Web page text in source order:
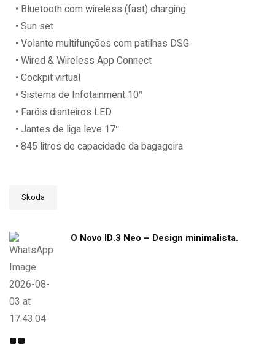
• Bluetooth com wireless (fast) charging
• Sun set
• Volante multifunções com patilhas DSG
• Wired & Wireless App Connect
• Cockpit virtual
• Sistema de Infotainment 10″
• Faróis dianteiros LED
• Jantes de liga leve 17″
• 845 litros de capacidade da bagageira
Skoda
O Novo ID.3 Neo – Design minimalista.